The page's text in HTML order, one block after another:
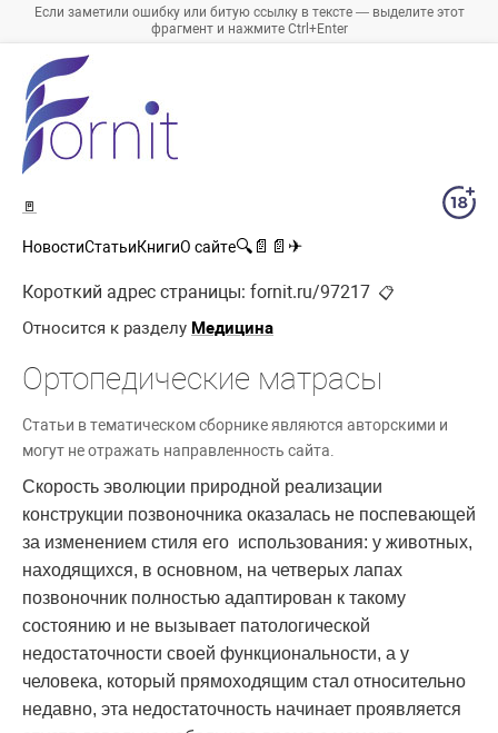
Если заметили ошибку или битую ссылку в тексте — выделите этот
фрагмент и нажмите Ctrl+Enter
🚪
НовостиСтатьиКнигиО сайте🔍 📄 📄 ✈
Короткий адрес страницы: fornit.ru/97217 📋
Относится к разделу Медицина
Ортопедические матрасы
Статьи в тематическом сборнике являются авторскими и
могут не отражать направленность сайта.
Скорость эволюции природной реализации
конструкции позвоночника оказалась не поспевающей
за изменением стиля его использования: у животных,
находящихся, в основном, на четверых лапах
позвоночник полностью адаптирован к такому
состоянию и не вызывает патологической
недостаточности своей функциональности, а у
человека, который прямоходящим стал относительно
недавно, эта недостаточность начинает проявляется